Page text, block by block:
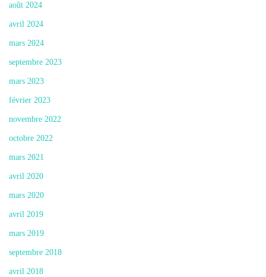
août 2024
avril 2024
mars 2024
septembre 2023
mars 2023
février 2023
novembre 2022
octobre 2022
mars 2021
avril 2020
mars 2020
avril 2019
mars 2019
septembre 2018
avril 2018